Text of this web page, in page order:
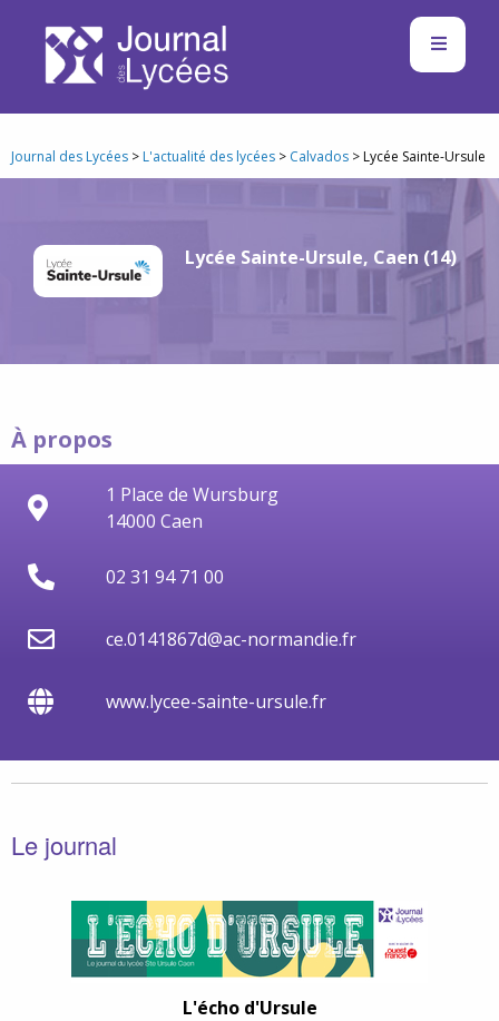
Journal des Lycées > L'actualité des lycées > Calvados > Lycée Sainte-Ursule
Lycée Sainte-Ursule, Caen (14)
À propos
1 Place de Wursburg
14000 Caen
02 31 94 71 00
ce.0141867d@ac-normandie.fr
www.lycee-sainte-ursule.fr
Le journal
L'écho d'Ursule